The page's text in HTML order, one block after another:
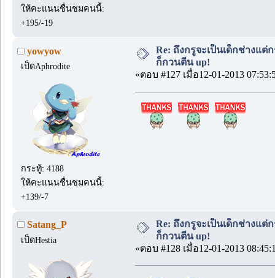
ให้คะแนนชื่นชมคนนี้:
+195/-19
yowyow
เป็ดAphrodite
กระทู้: 4188
ให้คะแนนชื่นชมคนนี้:
+139/-7
Re: ถึงกรูจะเป็นเด็กช่างแ
ก็กวนตีน up!
«ตอบ #127 เมื่อ12-01-2013
Satang_P
เป็ดHestia
Re: ถึงกรูจะเป็นเด็กช่างแ
ก็กวนตีน up!
«ตอบ #128 เมื่อ12-01-2013